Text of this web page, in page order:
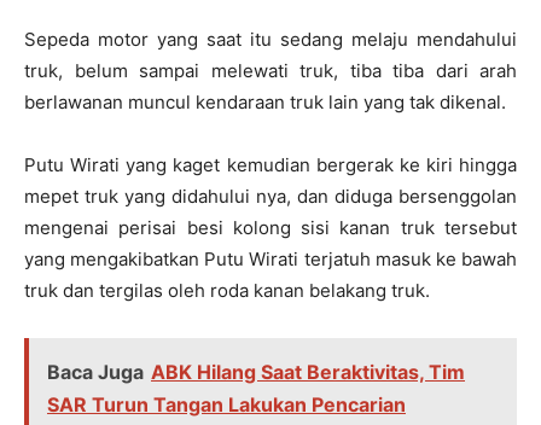
Sepeda motor yang saat itu sedang melaju mendahului
truk, belum sampai melewati truk, tiba tiba dari arah
berlawanan muncul kendaraan truk lain yang tak dikenal.
Putu Wirati yang kaget kemudian bergerak ke kiri hingga
mepet truk yang didahului nya, dan diduga bersenggolan
mengenai perisai besi kolong sisi kanan truk tersebut
yang mengakibatkan Putu Wirati terjatuh masuk ke bawah
truk dan tergilas oleh roda kanan belakang truk.
Baca Juga ABK Hilang Saat Beraktivitas, Tim
SAR Turun Tangan Lakukan Pencarian